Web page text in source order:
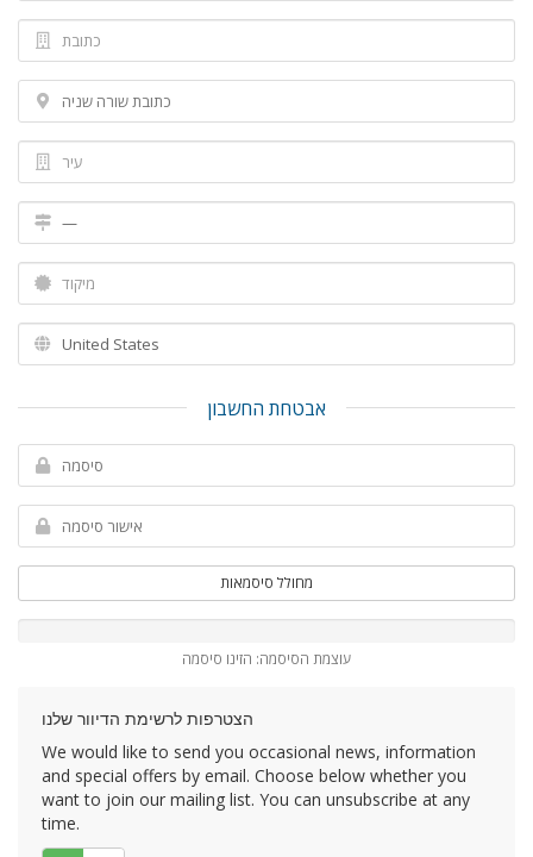
אבטחת החשבון
מחולל סיסמאות
עוצמת הסיסמה: הזינו סיסמה
הצטרפות לרשימת הדיוור שלנו
We would like to send you occasional news, information
and special offers by email. Choose below whether you
want to join our mailing list. You can unsubscribe at any
time.